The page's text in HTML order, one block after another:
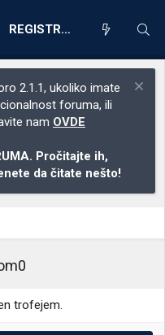
REGISTRACIJA
2.1.1, ukoliko imate
foruma, ili
nam OVDE
Pročitajte ih,
da čitate nešto!
trofejem.